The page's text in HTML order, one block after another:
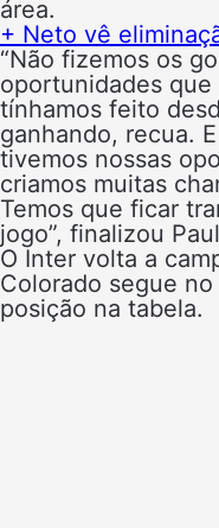
área.
+ Neto vê
“Não fizemos os
oportunidades
tínhamos feito
ganhando, recua.
tivemos nossas
criamos muitas
Temos que ficar
jogo”, finalizou
O Inter volta a
Colorado segue
posição na tabela.